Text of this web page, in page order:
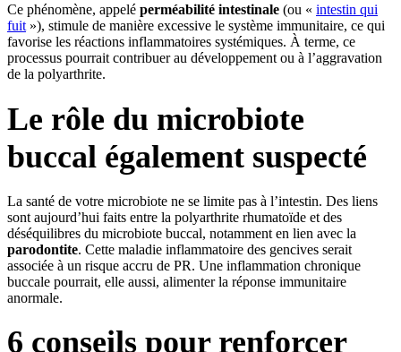
Ce phénomène, appelé perméabilité intestinale (ou « intestin qui
fuit »), stimule de manière excessive le système immunitaire, ce qui
favorise les réactions inflammatoires systémiques. À terme, ce
processus pourrait contribuer au développement ou à l’aggravation
de la polyarthrite.
Le rôle du microbiote
buccal également suspecté
La santé de votre microbiote ne se limite pas à l’intestin. Des liens
sont aujourd’hui faits entre la polyarthrite rhumatoïde et des
déséquilibres du microbiote buccal, notamment en lien avec la
parodontite. Cette maladie inflammatoire des gencives serait
associée à un risque accru de PR. Une inflammation chronique
buccale pourrait, elle aussi, alimenter la réponse immunitaire
anormale.
6 conseils pour renforcer